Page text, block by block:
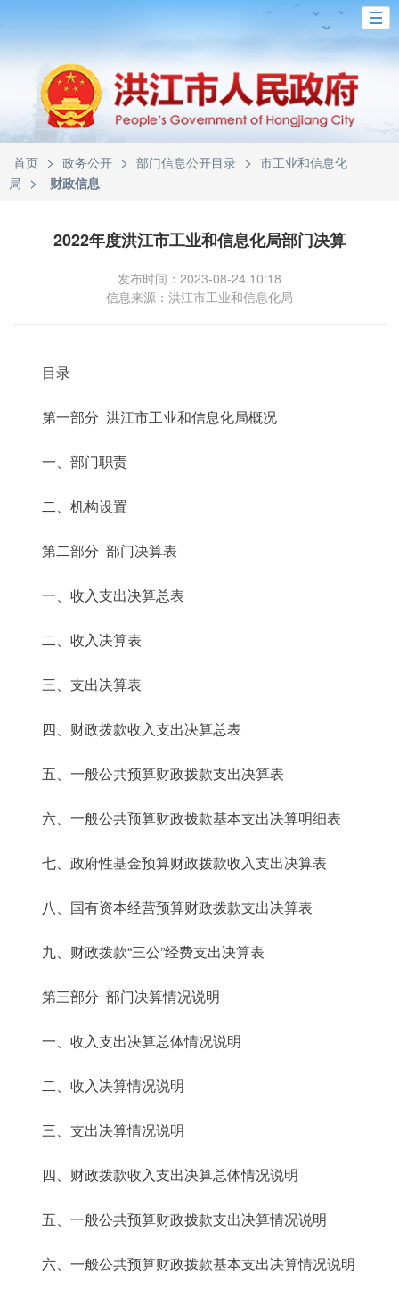
首页 > 政务公开 > 部门信息公开目录 > 市工业和信息化
局 > 财政信息
2022年度洪江市工业和信息化局部门决算
发布时间：2023-08-24 10:18
信息来源：洪江市工业和信息化局
目录
第一部分 洪江市工业和信息化局概况
一、部门职责
二、机构设置
第二部分 部门决算表
一、收入支出决算总表
二、收入决算表
三、支出决算表
四、财政拨款收入支出决算总表
五、一般公共预算财政拨款支出决算表
六、一般公共预算财政拨款基本支出决算明细表
七、政府性基金预算财政拨款收入支出决算表
八、国有资本经营预算财政拨款支出决算表
九、财政拨款“三公”经费支出决算表
第三部分 部门决算情况说明
一、收入支出决算总体情况说明
二、收入决算情况说明
三、支出决算情况说明
四、财政拨款收入支出决算总体情况说明
五、一般公共预算财政拨款支出决算情况说明
六、一般公共预算财政拨款基本支出决算情况说明